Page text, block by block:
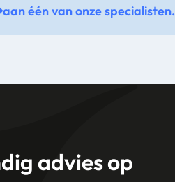
aan één van onze specialisten.
advies op